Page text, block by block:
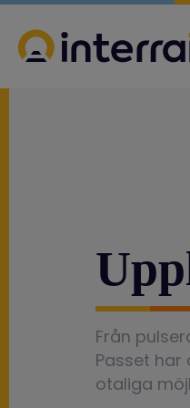
Från
Passet
otaliga